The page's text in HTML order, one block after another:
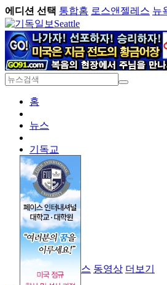
에디션 선택 통합홈 로스앤젤레스 뉴
Seattle
홈
뉴스
기독교
경제
라이프
오피니언
기독대학
크리스천 잡스 동영상 더보기